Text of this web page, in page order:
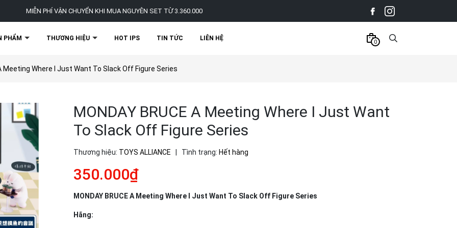
MIỄN PHÍ VẬN CHUYỂN KHI MUA NGUYÊN SET TỪ 3.360.000
PHẨM THƯƠNG HIỆU HOT IPS TIN TỨC LIÊN HỆ
0
Meeting Where I Just Want To Slack Off Figure Series
MONDAY BRUCE A Meeting Where I Just Want
To Slack Off Figure Series
Thương hiệu: TOYS ALLIANCE | Tình trạng: Hết hàng
350.000₫
MONDAY BRUCE A Meeting Where I Just Want To Slack Off Figure Series
Hãng: